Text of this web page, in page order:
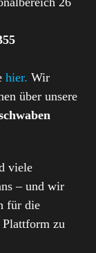
hier. Wir
über unsere
viele
– und wir
für die
Plattform zu